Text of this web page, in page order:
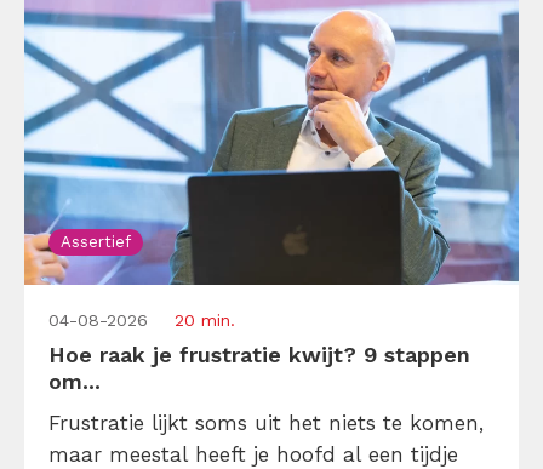
Assertief
04-08-2026 20 min.
Hoe raak je frustratie kwijt? 9 stappen
om...
Frustratie lijkt soms uit het niets te komen,
maar meestal heeft je hoofd al een tijdje